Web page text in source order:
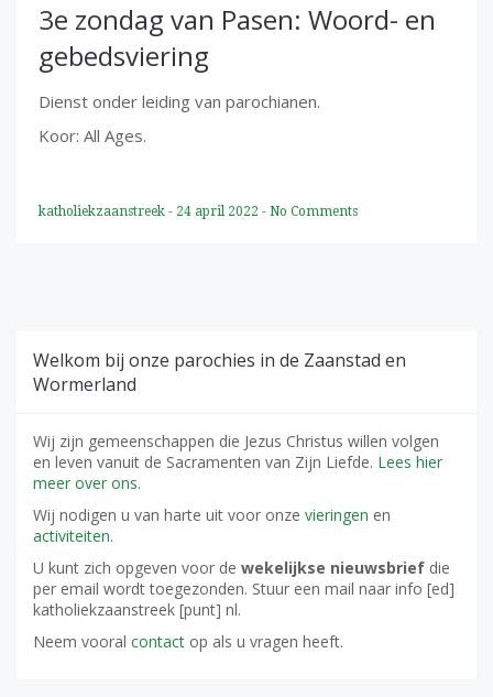
3e zondag van Pasen: Woord- en
gebedsviering
Dienst onder leiding van parochianen.
Koor: All Ages.
katholiekzaanstreek - 24 april 2022 - No Comments
Welkom bij onze parochies in de Zaanstad en
Wormerland
Wij zijn gemeenschappen die Jezus Christus willen volgen
en leven vanuit de Sacramenten van Zijn Liefde. Lees hier
meer over ons.
Wij nodigen u van harte uit voor onze vieringen en
activiteiten.
U kunt zich opgeven voor de wekelijkse nieuwsbrief die
per email wordt toegezonden. Stuur een mail naar info [ed]
katholiekzaanstreek [punt] nl.
Neem vooral contact op als u vragen heeft.